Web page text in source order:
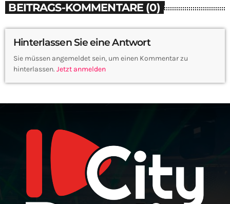
BEITRAGS-KOMMENTARE (0)
Hinterlassen Sie eine Antwort
Sie müssen angemeldet sein, um einen Kommentar zu
hinterlassen. Jetzt anmelden